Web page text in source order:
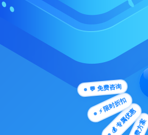
💰 专属优惠
⚡ 限时折扣
💬 免费咨询